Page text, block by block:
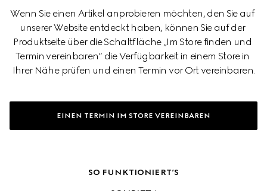
Wenn Sie einen Artikel anprobieren möchten, den Sie auf
unserer Website entdeckt haben, können Sie auf der
Produktseite über die Schaltfläche „Im Store finden und
Termin vereinbaren“ die Verfügbarkeit in einem Store in
Ihrer Nähe prüfen und einen Termin vor Ort vereinbaren.
EINEN TERMIN IM STORE VEREINBAREN
SO FUNKTIONIERT’S